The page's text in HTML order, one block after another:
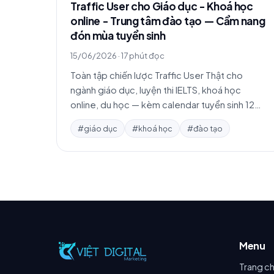
Traffic User cho Giáo dục - Khoá học
online - Trung tâm đào tạo — Cẩm nang
đón mùa tuyển sinh
15/06/2026 ·17 phút đọc
Toàn tập chiến lược Traffic User Thật cho
ngành giáo dục, luyện thi IELTS, khoá học
online, du học — kèm calendar tuyển sinh 12
tháng, 250+ từ khoá, 3 case study chi tiết.
#giáo dục #khoá học #đào tạo
Menu
Trang